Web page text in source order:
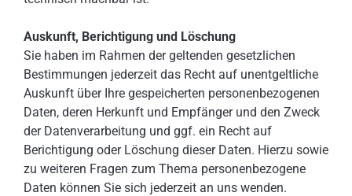
Auskunft, Berichtigung und Löschung
Sie haben im Rahmen der geltenden gesetzlichen
Bestimmungen jederzeit das Recht auf unentgeltliche
Auskunft über Ihre gespeicherten personenbezogenen
Daten, deren Herkunft und Empfänger und den Zweck
der Datenverarbeitung und ggf. ein Recht auf
Berichtigung oder Löschung dieser Daten. Hierzu sowie
zu weiteren Fragen zum Thema personenbezogene
Daten können Sie sich jederzeit an uns wenden.